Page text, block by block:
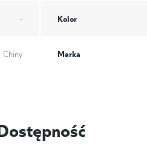
- Kolor
Chiny Marka